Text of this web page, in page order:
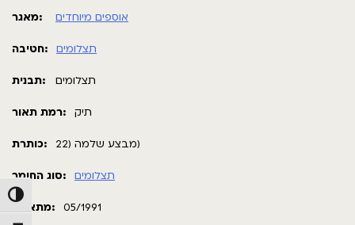
Toggle High Contrast
מאגר: אוספים מיוחדים
חטיבה: תצלומים
תבנית: תצלומים
רמת תאור: תיק
כותרת: מבצע שלמה (22)
סוג החומר: תצלומים
מתאריך: 05/1991